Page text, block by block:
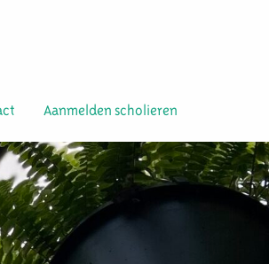
Aanmelden scholieren